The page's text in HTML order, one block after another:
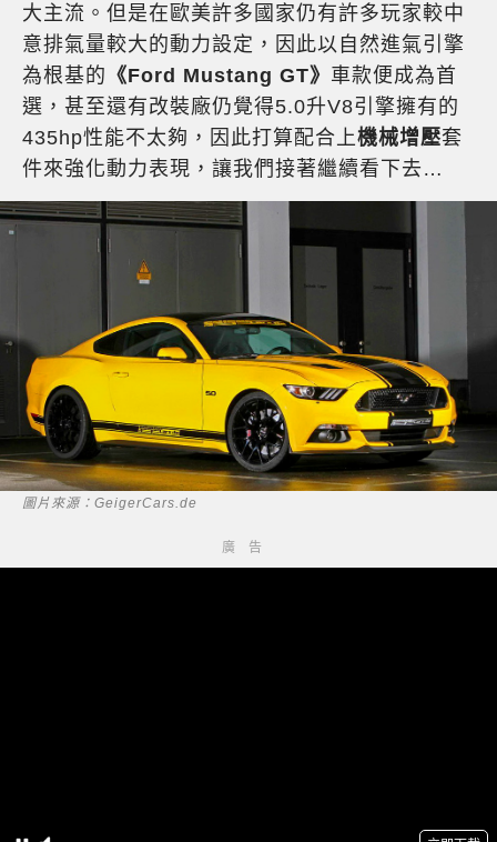
大主流。但是在歐美許多國家仍有許多玩家較中
意排氣量較大的動力設定，因此以自然進氣引擎
為根基的 《Ford Mustang GT》 車款便成為首
選，甚至還有改裝廠仍覺得5.0升V8引擎擁有的
435hp性能不太夠，因此打算配合上機械增壓套
件來強化動力表現，讓我們接著繼續看下去…
圖片來源：GeigerCars.de